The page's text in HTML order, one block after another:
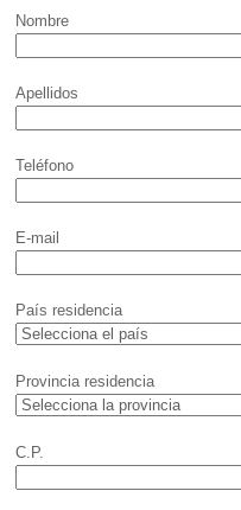
Nombre
Apellidos
Teléfono
E-mail
País residencia
Provincia residencia
C.P.